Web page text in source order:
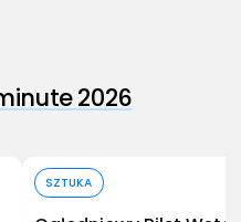
2026
SZTUKA